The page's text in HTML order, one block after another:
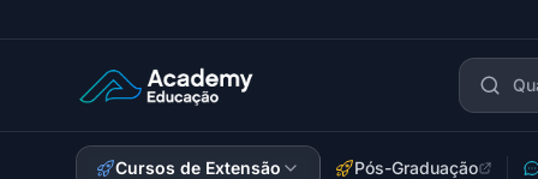
Academy Extensão
Cursos de Extensão Pós-Graduação